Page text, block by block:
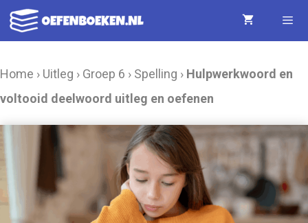
Ga
naar
Home › Uitleg › Groep 6 › Spelling › Hulpwerkwoord en
voltooid deelwoord uitleg en oefenen